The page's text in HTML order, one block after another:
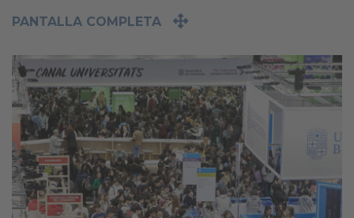
PANTALLA COMPLETA